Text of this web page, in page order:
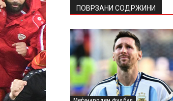
ПОВРЗАНИ СОДРЖИНИ